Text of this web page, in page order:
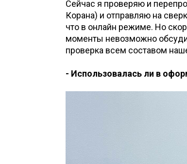
Сейчас я проверяю и
Корана) и отправляю на
что в онлайн режиме. Но
моменты невозможно
проверка всем составом
- Использовалась ли в